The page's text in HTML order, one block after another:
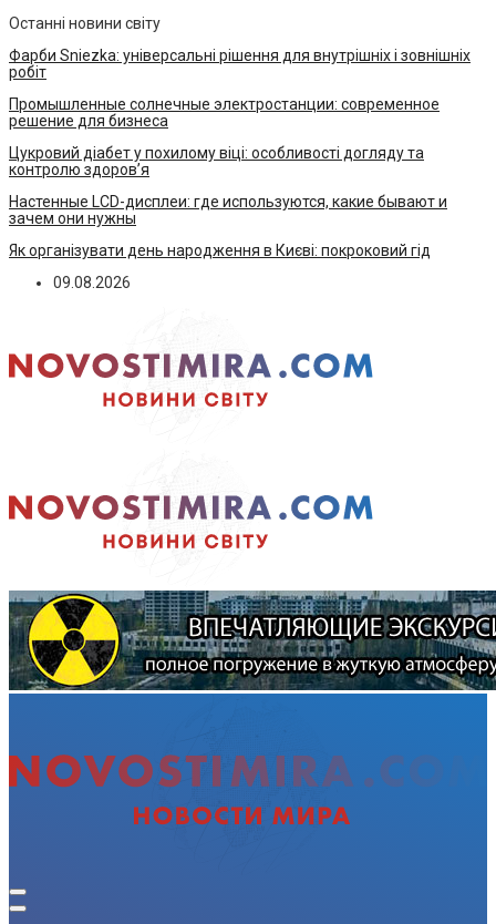
Останні новини світу
Фарби Sniezka: універсальні рішення для внутрішніх і зовнішніх
робіт
Промышленные солнечные электростанции: современное
решение для бизнеса
Цукровий діабет у похилому віці: особливості догляду та
контролю здоров’я
Настенные LCD-дисплеи: где используются, какие бывают и
зачем они нужны
Як організувати день народження в Києві: покроковий гід
09.08.2026